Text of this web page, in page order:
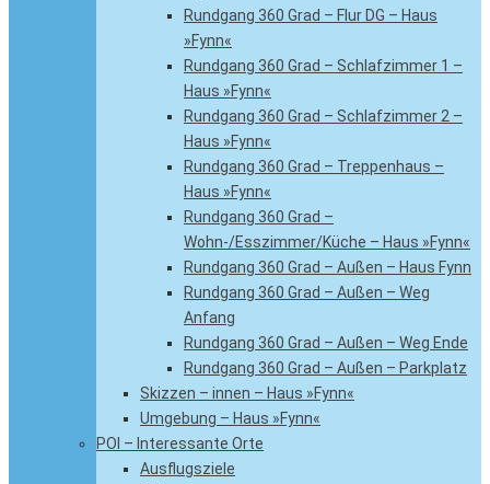
Rundgang 360 Grad – Flur DG – Haus
»Fynn«
Rundgang 360 Grad – Schlafzimmer 1 –
Haus »Fynn«
Rundgang 360 Grad – Schlafzimmer 2 –
Haus »Fynn«
Rundgang 360 Grad – Treppenhaus –
Haus »Fynn«
Rundgang 360 Grad –
Wohn-/Esszimmer/Küche – Haus »Fynn«
Rundgang 360 Grad – Außen – Haus Fynn
Rundgang 360 Grad – Außen – Weg
Anfang
Rundgang 360 Grad – Außen – Weg Ende
Rundgang 360 Grad – Außen – Parkplatz
Skizzen – innen – Haus »Fynn«
Umgebung – Haus »Fynn«
POI – Interessante Orte
Ausflugsziele